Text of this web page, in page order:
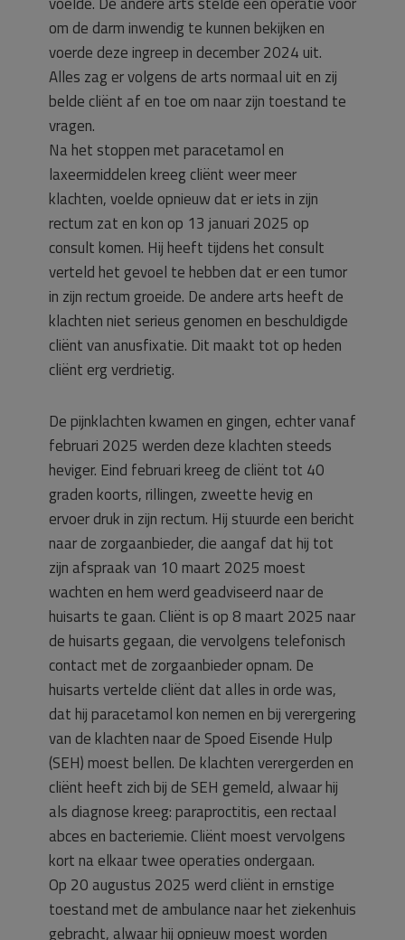
om de darm inwendig te kunnen bekijken en
voerde deze ingreep in december 2024 uit.
Alles zag er volgens de arts normaal uit en zij
belde cliënt af en toe om naar zijn toestand te
vragen.
Na het stoppen met paracetamol en
laxeermiddelen kreeg cliënt weer meer
klachten, voelde opnieuw dat er iets in zijn
rectum zat en kon op 13 januari 2025 op
consult komen. Hij heeft tijdens het consult
verteld het gevoel te hebben dat er een tumor
in zijn rectum groeide. De andere arts heeft de
klachten niet serieus genomen en beschuldigde
cliënt van anusfixatie. Dit maakt tot op heden
cliënt erg verdrietig.
De pijnklachten kwamen en gingen, echter vanaf
februari 2025 werden deze klachten steeds
heviger. Eind februari kreeg de cliënt tot 40
graden koorts, rillingen, zweette hevig en
ervoer druk in zijn rectum. Hij stuurde een bericht
naar de zorgaanbieder, die aangaf dat hij tot
zijn afspraak van 10 maart 2025 moest
wachten en hem werd geadviseerd naar de
huisarts te gaan. Cliënt is op 8 maart 2025 naar
de huisarts gegaan, die vervolgens telefonisch
contact met de zorgaanbieder opnam. De
huisarts vertelde cliënt dat alles in orde was,
dat hij paracetamol kon nemen en bij verergering
van de klachten naar de Spoed Eisende Hulp
(SEH) moest bellen. De klachten verergerden en
cliënt heeft zich bij de SEH gemeld, alwaar hij
als diagnose kreeg: paraproctitis, een rectaal
abces en bacteriemie. Cliënt moest vervolgens
kort na elkaar twee operaties ondergaan.
Op 20 augustus 2025 werd cliënt in ernstige
toestand met de ambulance naar het ziekenhuis
gebracht, alwaar hij opnieuw moest worden